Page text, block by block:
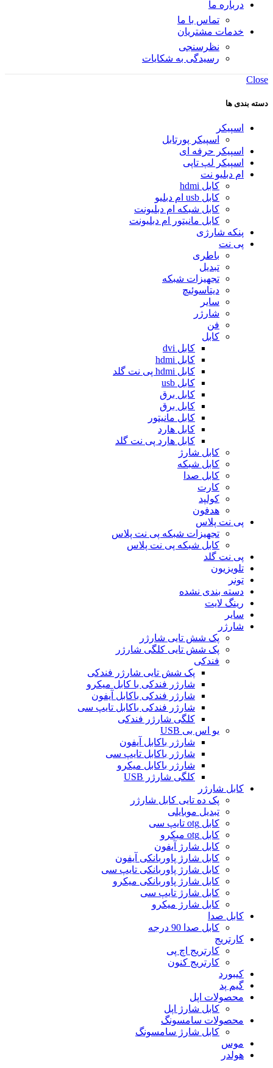
درباره ما
تماس با ما
خدمات مشتریان
نظرسنجی
رسیدگی به شکایات
Close
دسته بندی ها
اسپیکر
اسپیکر پورتابل
اسپیکر حرفه ای
اسپیکر لپ تاپی
ام دبلیو نت
کابل hdmi
کابل usb ام دبلیو
کابل شبکه ام دبلیونت
کابل مانیتور ام دبلیونت
پنکه شارژی
پی نت
باطری
تبدیل
تجهیزات شبکه
دیتاسوئیچ
سایر
شارژر
فن
کابل
کابل dvi
کابل hdmi
کابل hdmi پی نت گلد
کابل usb
کابل برق
کابل برق
کابل مانیتور
کابل هارد
کابل هارد پی نت گلد
کابل شارژ
کابل شبکه
کابل صدا
کارت
کولپد
هدفون
پی نت پلاس
تجهیزات شبکه پی نت پلاس
کابل شبکه پی نت پلاس
پی نت گلد
تلویزیون
تونر
دسته بندی نشده
رینگ لایت
سایر
شارژر
پک شش تایی شارژر
پک شش تایی کلگی شارژر
فندکی
پک شش تایی شارژر فندکی
شارژر فندکی با کابل میکرو
شارژر فندکی باکابل آیفون
شارژر فندکی باکابل تایپ سی
کلگی شارژر فندکی
یو اس بی USB
شارژر باکابل آیفون
شارژر باکابل تایپ سی
شارژر باکابل میکرو
کلگی شارژر USB
کابل شارژر
پک ده تایی کابل شارژر
تبدیل موبایلی
کابل otg تایپ سی
کابل otg میکرو
کابل شارژ آیفون
کابل شارژ پاوربانکی آیفون
کابل شارژ پاوربانکی تایپ سی
کابل شارژ پاوربانکی میکرو
کابل شارژ تایپ سی
کابل شارژ میکرو
کابل صدا
کابل صدا 90 درجه
کارتریج
کارتریج اچ پی
کارتریج کنون
کیبورد
گیم پد
محصولات اپل
کابل شارژ اپل
محصولات سامسونگ
کابل شارژ سامسونگ
موس
هولدر